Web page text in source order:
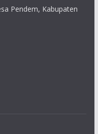
Pendem, Kabupaten